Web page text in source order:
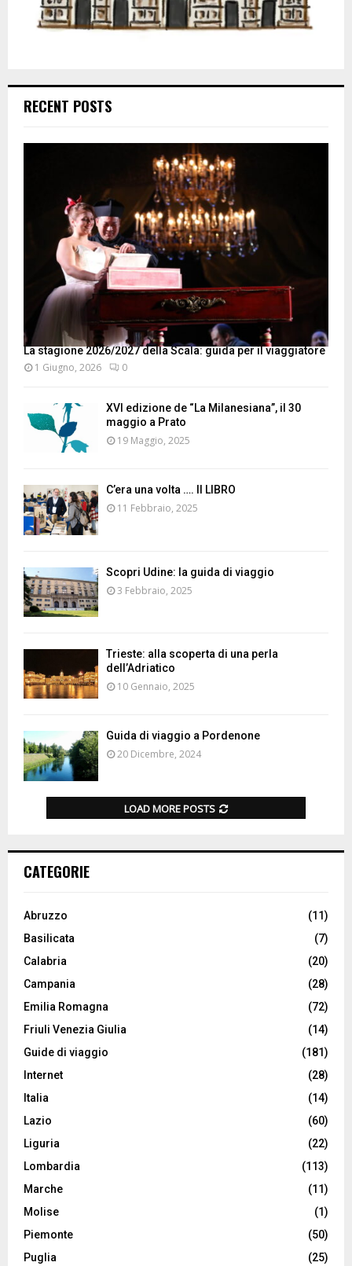
RECENT POSTS
La stagione 2026/2027 della Scala: guida per il viaggiatore
1 Giugno, 2026 0
XVI edizione de “La Milanesiana”, il 30
maggio a Prato
19 Maggio, 2025
C’era una volta …. Il LIBRO
11 Febbraio, 2025
Scopri Udine: la guida di viaggio
3 Febbraio, 2025
Trieste: alla scoperta di una perla
dell’Adriatico
10 Gennaio, 2025
Guida di viaggio a Pordenone
20 Dicembre, 2024
LOAD MORE POSTS
CATEGORIE
Abruzzo
(11)
Basilicata
(7)
Calabria
(20)
Campania
(28)
Emilia Romagna
(72)
Friuli Venezia Giulia
(14)
Guide di viaggio
(181)
Internet
(28)
Italia
(14)
Lazio
(60)
Liguria
(22)
Lombardia
(113)
Marche
(11)
Molise
(1)
Piemonte
(50)
Puglia
(25)